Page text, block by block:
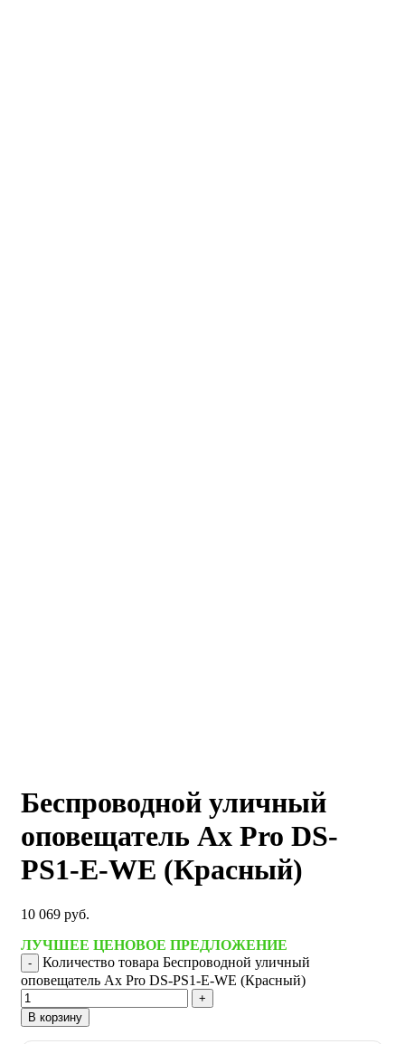
Беспроводной уличный
оповещатель Ax Pro DS-
PS1-E-WE (Красный)
10 069 руб.
ЛУЧШЕЕ ЦЕНОВОЕ ПРЕДЛОЖЕНИЕ
Количество товара Беспроводной уличный
оповещатель Ax Pro DS-PS1-E-WE (Красный)
В корзину